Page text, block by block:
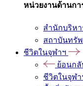
หน่วยงานด้านกา
สำนักบริหา
สถาบันทรั
ชีวิตในจุฬาฯ
ย้อนกลั
ชีวิตในจุฬา